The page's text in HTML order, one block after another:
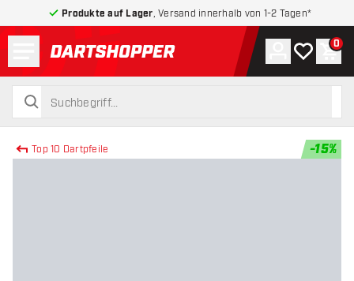
Produkte auf Lager , Versand innerhalb von 1-2 Tagen*
zurück zur Startseite
suchen
suchen
Konto
Meine 0
Top 10 Dartpfeile -15%